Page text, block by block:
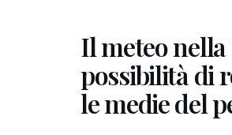
Il meteo nella
possibilità di
le medie del